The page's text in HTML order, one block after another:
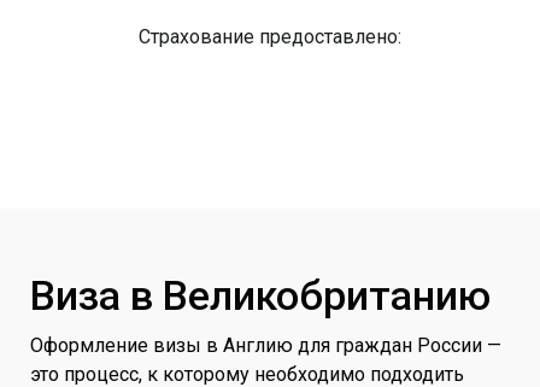
Страхование предоставлено:
Виза в Великобританию
Оформление визы в Англию для граждан России —
это процесс, к которому необходимо подходить